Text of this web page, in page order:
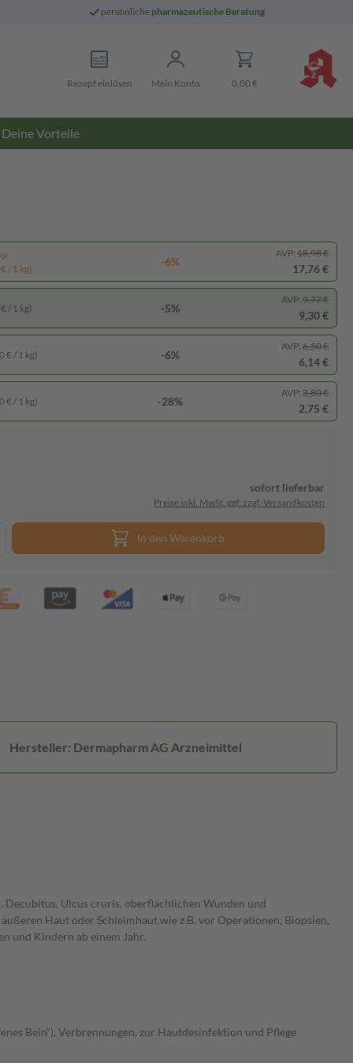
persönliche pharmazeutische Beratung
Rezept einlösen Mein Konto 0,00 €
Deine Vorteile
/ 1 kg)
-6%
AVP: 18,98 €
17,76 €
/ 1 kg) -5%
AVP: 9,77 €
9,30 €
€ / 1 kg) -6%
AVP: 6,50 €
6,14 €
€ / 1 kg) -28%
AVP: 3,80 €
2,75 €
sofort lieferbar
Preise inkl. MwSt. ggf. zzgl. Versandkosten
In den Warenkorb
Hersteller: Dermapharm AG Arzneimittel
Ulcus cruris, oberflächlichen Wunden und
Haut oder Schleimhaut wie z.B. vor Operationen, Biopsien,
und Kindern ab einem Jahr.
Bein“), Verbrennungen, zur Hautdesinfektion und Pflege